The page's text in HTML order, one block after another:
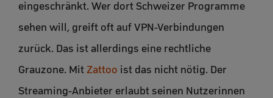
eingeschränkt. Wer dort Schweizer Programme
sehen will, greift oft auf VPN-Verbindungen
zurück. Das ist allerdings eine rechtliche
Grauzone. Mit Zattoo ist das nicht nötig. Der
Streaming-Anbieter erlaubt seinen Nutzerinnen